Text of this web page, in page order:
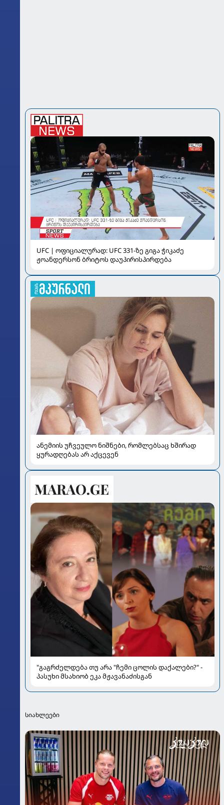
UFC | ოფიციალურად: UFC 331-ზე გიგა ჭიკაძე
ჟოანდერსონ ბრიტოს დაუპირისპირდება
ანემიის უჩვეულო ნიშნები, რომლებსაც ხშირად
ყურადღებას არ აქცევენ
"გაგრძელდება თუ არა "ჩემი ცოლის დაქალები?" -
პასუხი მსახიობ ეკა მჟავანაძისგან
სიახლეები